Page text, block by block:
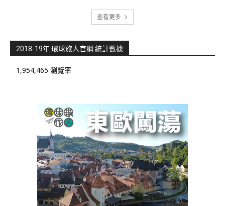
查看更多
2018-19年 環球旅人官網 統計數據
1,954,465 瀏覽率